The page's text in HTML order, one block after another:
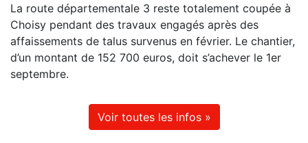
La route départementale 3 reste totalement coupée à
Choisy pendant des travaux engagés après des
affaissements de talus survenus en février. Le chantier,
d’un montant de 152 700 euros, doit s’achever le 1er
septembre.
Voir toutes les infos »